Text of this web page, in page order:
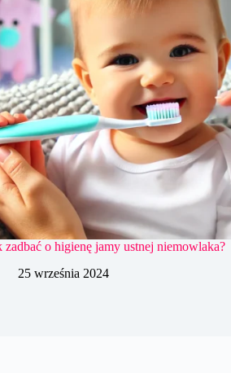
zadbać o higienę jamy ustnej niemowlaka?
25 września 2024